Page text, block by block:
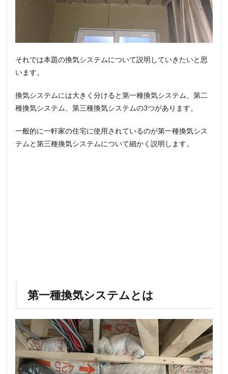
それでは本題の換気システムについて説明していきたいと思
います。
換気システムには大きく分けると第一種換気システム、第二
種換気システム、第三種換気システムの3つがあります。
一般的に一軒家の住宅に使用されているのが第一種換気シス
テムと第三種換気システムについて細かく説明します。
第一種換気システムとは